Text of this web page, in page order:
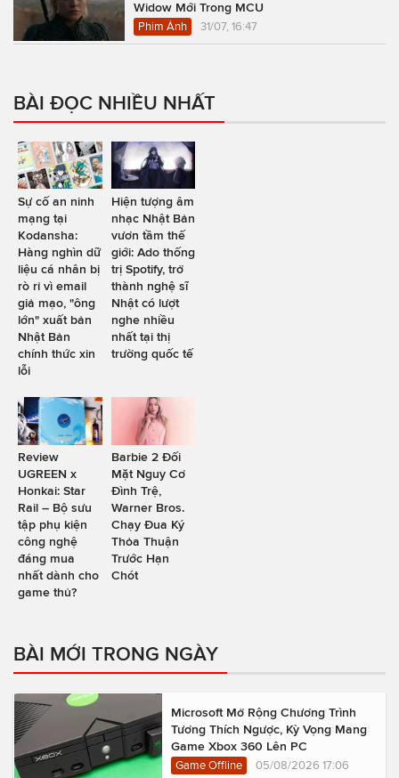
Widow Mới Trong MCU
Phim Ảnh 31/07, 16:47
BÀI ĐỌC NHIỀU NHẤT
Sự cố an ninh
mạng tại
Kodansha:
Hàng nghìn dữ
liệu cá nhân bị
rò rỉ vì email
giả mạo, "ông
lớn" xuất bản
Nhật Bản
chính thức xin
lỗi
Hiện tượng âm
nhạc Nhật Bản
vươn tầm thế
giới: Ado thống
trị Spotify, trở
thành nghệ sĩ
Nhật có lượt
nghe nhiều
nhất tại thị
trường quốc tế
Review
UGREEN x
Honkai: Star
Rail – Bộ sưu
tập phụ kiện
công nghệ
đáng mua
nhất dành cho
game thủ?
Barbie 2 Đối
Mặt Nguy Cơ
Đình Trệ,
Warner Bros.
Chạy Đua Ký
Thỏa Thuận
Trước Hạn
Chót
BÀI MỚI TRONG NGÀY
Microsoft Mở Rộng Chương Trình
Tương Thích Ngược, Kỳ Vọng Mang
Game Xbox 360 Lên PC
Game Offline 05/08/2026 17:06